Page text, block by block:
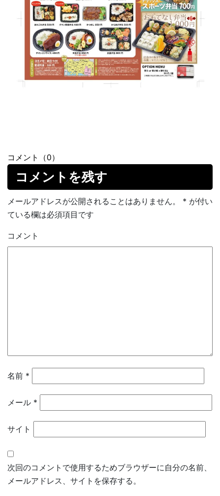
コメント（0）
コメントを残す
メールアドレスが公開されることはありません。 * が付い
ている欄は必須項目です
コメント
名前 *
メール *
サイト
次回のコメントで使用するためブラウザーに自分の名前、
メールアドレス、サイトを保存する。